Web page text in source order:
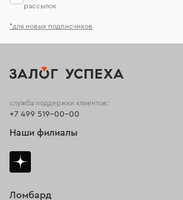
*для новых подписчиков
рассылок
Ломбард
служба поддержки клиентов:
+7 499 519-00-00
Наши филиалы